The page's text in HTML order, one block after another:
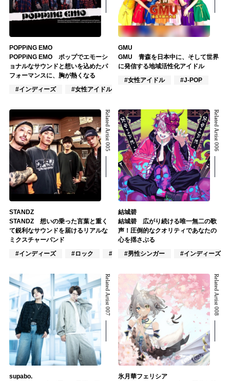
POPPiNG EMO
POPPiNG EMO ポップでエモーシ
ョナルなサウンドと想いを込めたパ
フォーマンスに、胸が熱くなる
#インディーズ
#女性アイドル
GMU
GMU 青森を日本中に、そして世界
に発信する地域活性化アイドル
#女性アイドル
#J-POP
Related Artist 005
STANDZ
STANDZ 想いの乗った言葉と重く
て鋭利なサウンドを届けるリアルな
ミクスチャーバンド
#インディーズ
#ロック #ヒップホップ
Related Artist 006
結城碧
結城碧 広がり続ける唯一無二の歌
声！圧倒的なクオリティであなたの
心を揺さぶる
#男性シンガー
#インディーズ
Related Artist 007
supabo.
Related Artist 008
氷月華フェリシア